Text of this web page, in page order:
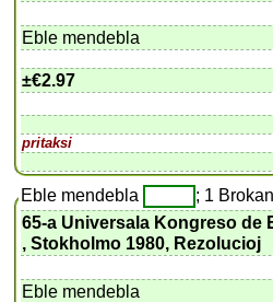
Eble mendebla
±€2.97
pritaksi
Eble mendebla ; 1
65-a Universala Kongreso de
, Stokholmo 1980, Rezolucioj
Eble mendebla